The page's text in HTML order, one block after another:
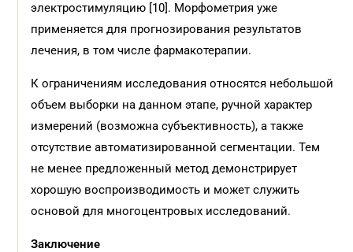
электростимуляцию [10]. Морфометрия уже
применяется для прогнозирования результатов
лечения, в том числе фармакотерапии.
К ограничениям исследования относятся небольшой
объем выборки на данном этапе, ручной характер
измерений (возможна субъективность), а также
отсутствие автоматизированной сегментации. Тем
не менее предложенный метод демонстрирует
хорошую воспроизводимость и может служить
основой для многоцентровых исследований.
Заключение